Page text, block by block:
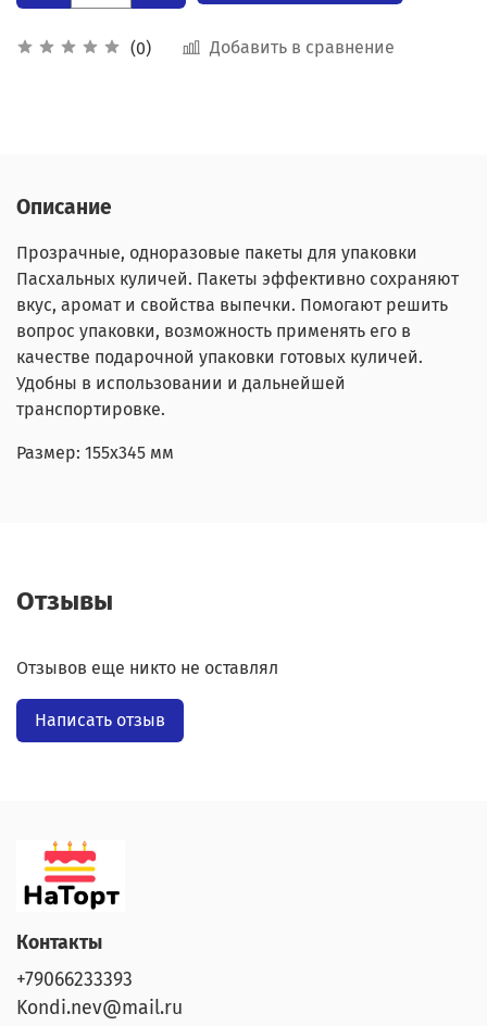
(0) Добавить в сравнение
Описание
Прозрачные, одноразовые пакеты для упаковки
Пасхальных куличей. Пакеты эффективно сохраняют
вкус, аромат и свойства выпечки. Помогают решить
вопрос упаковки, возможность применять его в
качестве подарочной упаковки готовых куличей.
Удобны в использовании и дальнейшей
транспортировке.
Размер: 155x345 мм
Отзывы
Отзывов еще никто не оставлял
Написать отзыв
Контакты
+79066233393
Kondi.nev@mail.ru